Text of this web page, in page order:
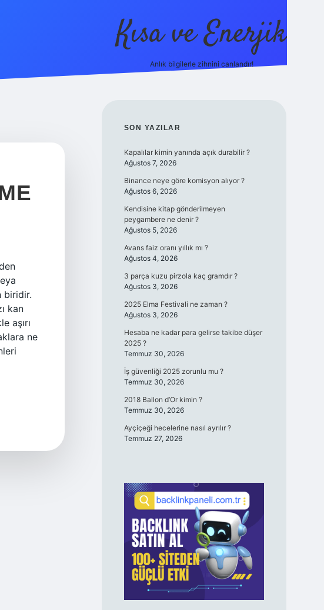
Kısa ve Enerjik
Anlık bilgilerle zihnini canlandır!
biridir.
kan
aşırı
ne
SIDEBAR
SON YAZILAR
Kapalılar kimin yanında açık durabilir ?
Ağustos 7, 2026
Binance neye göre komisyon alıyor ?
Ağustos 6, 2026
Kendisine kitap gönderilmeyen
peygambere ne denir ?
Ağustos 5, 2026
Avans faiz oranı yıllık mı ?
Ağustos 4, 2026
3 parça kuzu pirzola kaç gramdır ?
Ağustos 3, 2026
2025 Elma Festivali ne zaman ?
Ağustos 3, 2026
Hesaba ne kadar para gelirse takibe düşer
2025 ?
Temmuz 30, 2026
İş güvenliği 2025 zorunlu mu ?
Temmuz 30, 2026
2018 Ballon d’Or kimin ?
Temmuz 30, 2026
Ayçiçeği hecelerine nasıl ayrılır ?
Temmuz 27, 2026